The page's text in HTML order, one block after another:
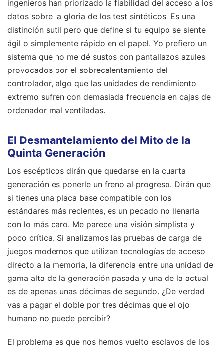
ingenieros han priorizado la fiabilidad del acceso a los
datos sobre la gloria de los test sintéticos. Es una
distinción sutil pero que define si tu equipo se siente
ágil o simplemente rápido en el papel. Yo prefiero un
sistema que no me dé sustos con pantallazos azules
provocados por el sobrecalentamiento del
controlador, algo que las unidades de rendimiento
extremo sufren con demasiada frecuencia en cajas de
ordenador mal ventiladas.
El Desmantelamiento del Mito de la
Quinta Generación
Los escépticos dirán que quedarse en la cuarta
generación es ponerle un freno al progreso. Dirán que
si tienes una placa base compatible con los
estándares más recientes, es un pecado no llenarla
con lo más caro. Me parece una visión simplista y
poco crítica. Si analizamos las pruebas de carga de
juegos modernos que utilizan tecnologías de acceso
directo a la memoria, la diferencia entre una unidad de
gama alta de la generación pasada y una de la actual
es de apenas unas décimas de segundo. ¿De verdad
vas a pagar el doble por tres décimas que el ojo
humano no puede percibir?
El problema es que nos hemos vuelto esclavos de los